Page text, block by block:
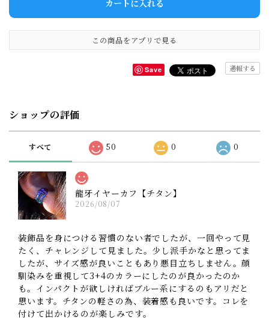
カートに入れる
この商品をアプリで見る
Save 通報する
ショップの評価
すべて 50 0 0
龍牙イヤーカフ【チタン】
2026/08/07
装飾品を身につける習慣のない者でしたが、一回やって見
たく、チャレンジして見ました。少し派手かなと思ってま
したが、サイズ感が良いこともあり悪目立ちしません。顔
馴染みを重視して3+4のカラーにしたのが良かったのか
も。インパクトが欲しければブルー系にするのもアリだと
思います。チタンの軽さの為、装着感も良いです。コレを
付けて出かけるのが楽しみです。